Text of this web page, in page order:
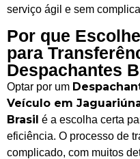
serviço ágil e sem
Por que
para
Despachantes
Optar por um
Veículo em
Brasil é a escolha certa
eficiência. O processo de
complicado, com muitos